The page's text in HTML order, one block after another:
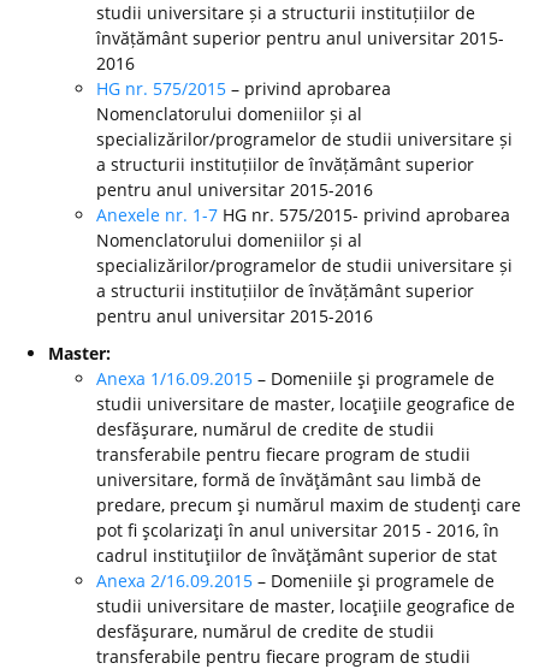
studii universitare și a structurii instituțiilor de
învățământ superior pentru anul universitar 2015-
2016
HG nr. 575/2015 – privind aprobarea
Nomenclatorului domeniilor și al
specializărilor/programelor de studii universitare și
a structurii instituțiilor de învățământ superior
pentru anul universitar 2015-2016
Anexele nr. 1-7 HG nr. 575/2015- privind aprobarea
Nomenclatorului domeniilor și al
specializărilor/programelor de studii universitare și
a structurii instituțiilor de învățământ superior
pentru anul universitar 2015-2016
Master:
Anexa 1/16.09.2015 – Domeniile şi programele de
studii universitare de master, locaţiile geografice de
desfăşurare, numărul de credite de studii
transferabile pentru fiecare program de studii
universitare, formă de învăţământ sau limbă de
predare, precum şi numărul maxim de studenţi care
pot fi şcolarizaţi în anul universitar 2015 - 2016, în
cadrul instituţiilor de învăţământ superior de stat
Anexa 2/16.09.2015 – Domeniile şi programele de
studii universitare de master, locaţiile geografice de
desfăşurare, numărul de credite de studii
transferabile pentru fiecare program de studii